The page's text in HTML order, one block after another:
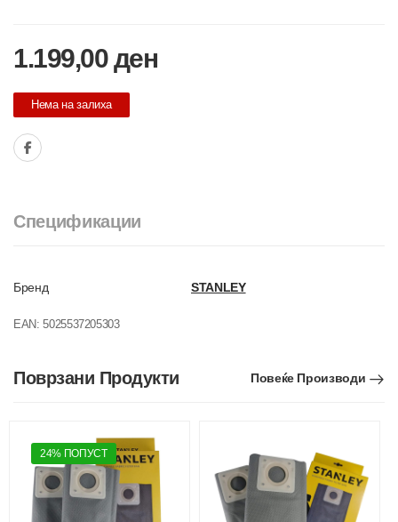
1.199,00ден
Нема на залиха
Спецификации
Бренд STANLEY
EAN:5025537205303
Поврзани Продукти Повеќе Производи
24% ПОПУСТ